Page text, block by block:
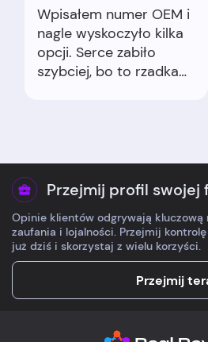
Wpisałem numer OEM i
nagle wyskoczyło kilka
opcji. Serce zabiło
szybciej, bo to rzadka
Przejmij profil swojej
Opinie klientów odgrywają kluczową
zaufania i lojalności. Przejmij
już dziś i skorzystaj z wielu korzyści.
Przejmij